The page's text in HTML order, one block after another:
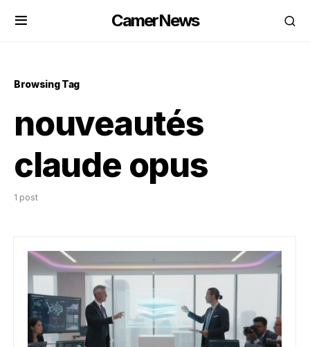
CamerNews
Browsing Tag
nouveautés
claude opus
1 post